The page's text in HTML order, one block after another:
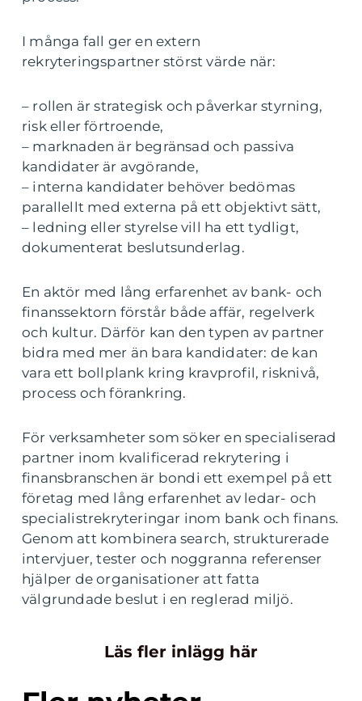
I många fall ger en extern
rekryteringspartner störst värde när:
– rollen är strategisk och påverkar styrning,
risk eller förtroende,
– marknaden är begränsad och passiva
kandidater är avgörande,
– interna kandidater behöver bedömas
parallellt med externa på ett objektivt sätt,
– ledning eller styrelse vill ha ett tydligt,
dokumenterat beslutsunderlag.
En aktör med lång erfarenhet av bank- och
finanssektorn förstår både affär, regelverk
och kultur. Därför kan den typen av partner
bidra med mer än bara kandidater: de kan
vara ett bollplank kring kravprofil, risknivå,
process och förankring.
För verksamheter som söker en specialiserad
partner inom kvalificerad rekrytering i
finansbranschen är bondi ett exempel på ett
företag med lång erfarenhet av ledar- och
specialistrekryteringar inom bank och finans.
Genom att kombinera search, strukturerade
intervjuer, tester och noggranna referenser
hjälper de organisationer att fatta
välgrundade beslut i en reglerad miljö.
Läs fler inlägg här